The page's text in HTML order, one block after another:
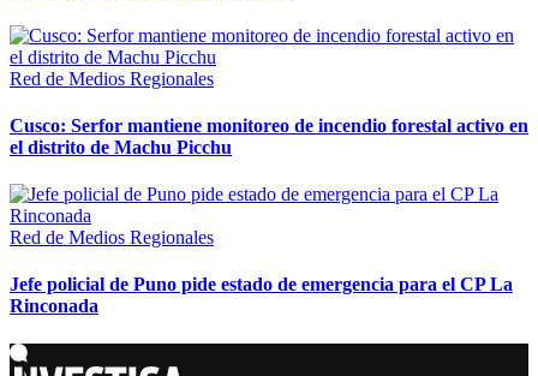
Red de Medios Regionales
Cusco: Serfor mantiene monitoreo de incendio forestal activo en
el distrito de Machu Picchu
Red de Medios Regionales
Jefe policial de Puno pide estado de emergencia para el CP La
Rinconada